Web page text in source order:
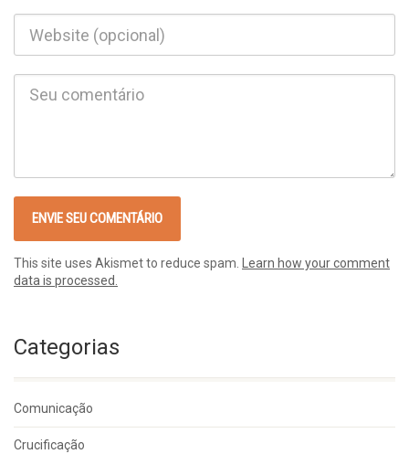
This site uses Akismet to reduce spam.
Learn how your comment
data is processed.
Categorias
Comunicação
Crucificação